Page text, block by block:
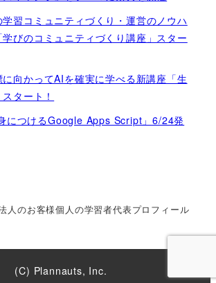
習コミュニティづくり・運営のノウハ
びのコミュニティづくり講座」スター
向かってAIを確実に学べる新講座「生
タート！
につけるGoogle Apps Script」6/24発
人のお客様個人の学習者代表プロフィール
(C) Plannauts, Inc.